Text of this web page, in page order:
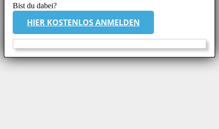
Bist du dabei?
HIER KOSTENLOS ANMELDEN